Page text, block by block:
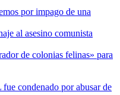
por impago de una
al asesino comunista
de colonias felinas» para
condenado por abusar de